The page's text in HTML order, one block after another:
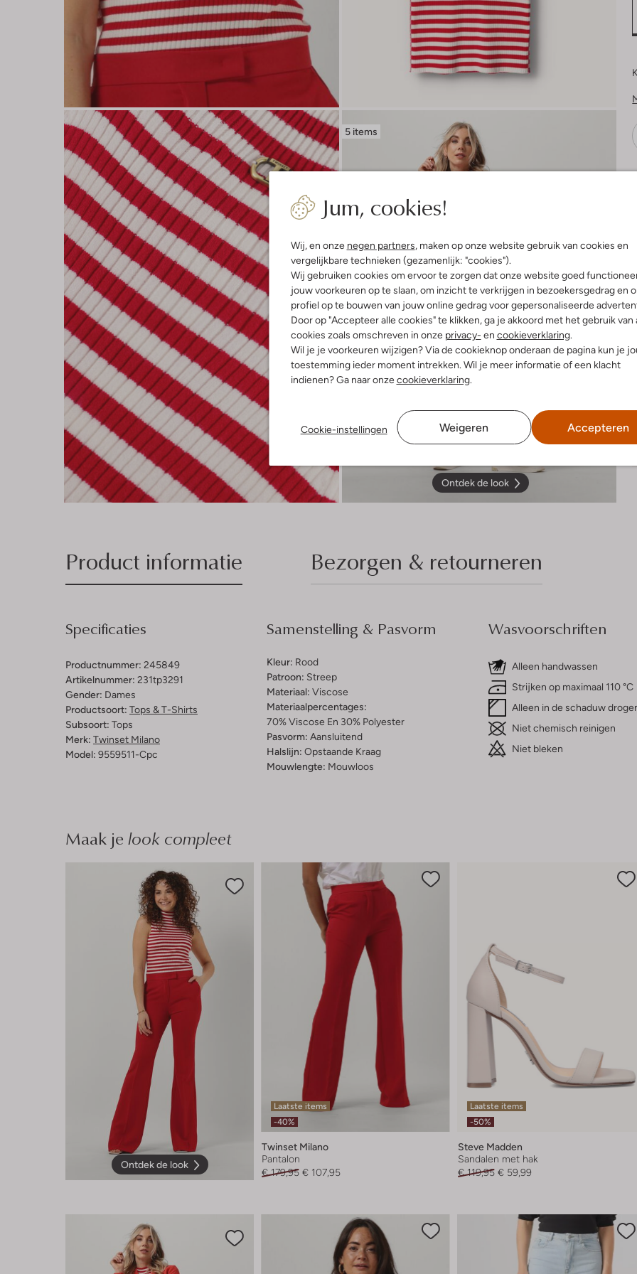
Jum, cookies!
Wij, en onze negen partners, maken op onze website gebruik van cookies en
vergelijkbare technieken (gezamenlijk: "cookies").
Wij gebruiken cookies om ervoor te zorgen dat onze website goed
jouw voorkeuren op te slaan, om inzicht te verkrijgen in bezoekersgedrag en
profiel op te bouwen van jouw online gedrag voor gepersonaliseerde
Door op "Accepteer alle cookies" te klikken, ga je akkoord met het gebruik van
cookies zoals omschreven in onze privacy- en cookieverklaring.
Wil je je voorkeuren wijzigen? Via de cookieknop onderaan de pagina kun je
toestemming ieder moment intrekken. Wil je meer informatie of een klacht
indienen? Ga naar onzecookieverklaring.
Cookie-instellingen Weigeren Accepteren
5 items
Ontdek de look
Product informatie Bezorgen & retourneren
Specificaties
Productnummer: 245849
Artikelnummer: 231tp3291
Gender: Dames
Productsoort: Tops & T-Shirts
Subsoort: Tops
Merk: Twinset Milano
Model: 9559511-Cpc
Samenstelling & Pasvorm
Kleur: Rood
Patroon: Streep
Materiaal: Viscose
Materiaalpercentages:
70% Viscose En 30% Polyester
Pasvorm: Aansluitend
Halslijn: Opstaande Kraag
Mouwlengte: Mouwloos
Wasvoorschriften
Alleen handwassen
Strijken op maximaal 110 °C
Alleen in de schaduw
Niet chemisch reinigen
Niet bleken
Maak je look compleet
Ontdek de look
Laatste items
-40%
Twinset Milano
Pantalon
€ 179,95 € 107,95
Laatste items
-50%
Steve Madden
Sandalen met hak
€ 119,95 € 59,99